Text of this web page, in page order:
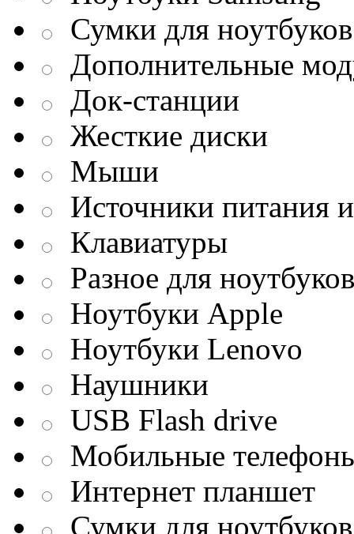
Сумки для ноутбуков
Дополнительные
Док-станции
Жесткие диски
Мыши
Источники питания
Клавиатуры
Разное для ноутбуков
Ноутбуки Apple
Ноутбуки Lenovo
Наушники
USB Flash drive
Мобильные
Интернет планшет
Сумки для